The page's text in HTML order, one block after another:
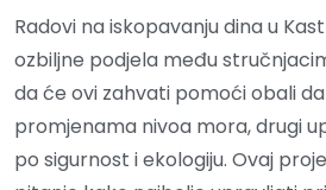
Radovi na iskopavanju dina u
ozbiljne podjela među
da će ovi zahvati pomoći obali
promjenama nivoa mora, drugi
po sigurnost i ekologiju. Ovaj